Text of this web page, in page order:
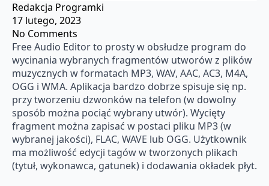
Redakcja Programki
17 lutego, 2023
No Comments
Free Audio Editor to prosty w obsłudze program do
wycinania wybranych fragmentów utworów z plików
muzycznych w formatach MP3, WAV, AAC, AC3, M4A,
OGG i WMA. Aplikacja bardzo dobrze spisuje się np.
przy tworzeniu dzwonków na telefon (w dowolny
sposób można pociąć wybrany utwór). Wycięty
fragment można zapisać w postaci pliku MP3 (w
wybranej jakości), FLAC, WAVE lub OGG. Użytkownik
ma możliwość edycji tagów w tworzonych plikach
(tytuł, wykonawca, gatunek) i dodawania okładek płyt.